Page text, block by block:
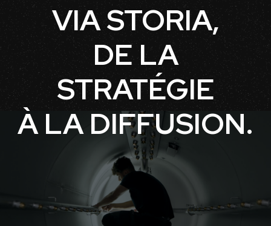
VIA STORIA,
DE LA
STRATÉGIE
À LA DIFFUSION.